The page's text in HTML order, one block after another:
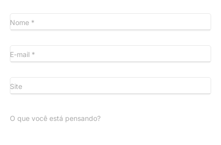
Nome *
E-mail *
Site
O que você está pensando?